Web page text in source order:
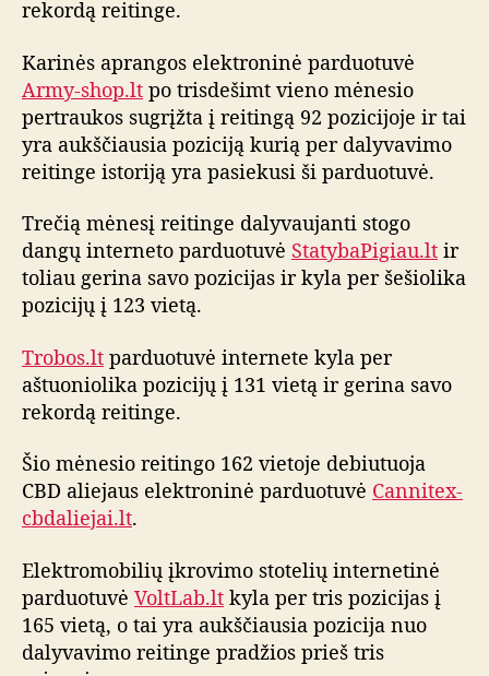
g
a
rekordą reitinge.
Karinės aprangos elektroninė parduotuvė
Army-shop.lt po trisdešimt vieno mėnesio
pertraukos sugrįžta į reitingą 92 pozicijoje ir tai
yra aukščiausia poziciją kurią per dalyvavimo
reitinge istoriją yra pasiekusi ši parduotuvė.
Trečią mėnesį reitinge dalyvaujanti stogo
dangų interneto parduotuvė StatybaPigiau.lt ir
toliau gerina savo pozicijas ir kyla per šešiolika
pozicijų į 123 vietą.
Trobos.lt parduotuvė internete kyla per
aštuoniolika pozicijų į 131 vietą ir gerina savo
rekordą reitinge.
Šio mėnesio reitingo 162 vietoje debiutuoja
CBD aliejaus elektroninė parduotuvė Cannitex-
cbdaliejai.lt.
Elektromobilių įkrovimo stotelių internetinė
parduotuvė VoltLab.lt kyla per tris pozicijas į
165 vietą, o tai yra aukščiausia pozicija nuo
dalyvavimo reitinge pradžios prieš tris